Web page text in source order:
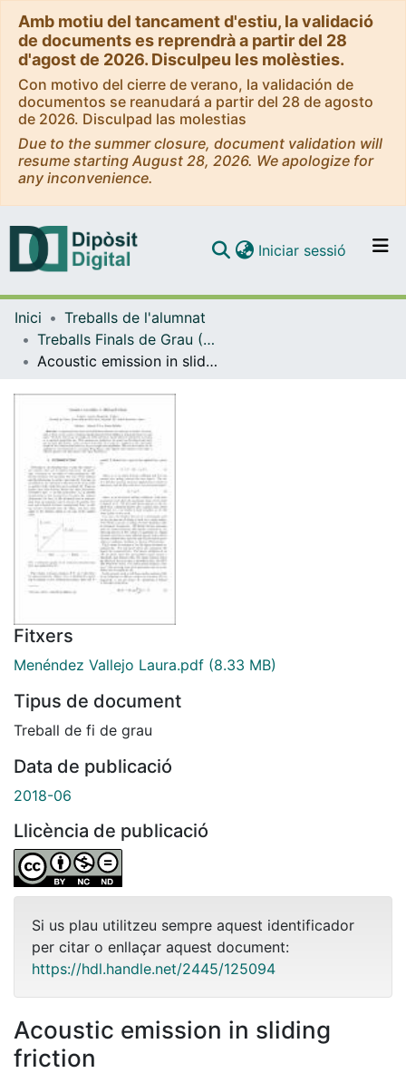
Amb motiu del tancament d'estiu, la validació
de documents es reprendrà a partir del 28
d'agost de 2026. Disculpeu les molèsties.
Con motivo del cierre de verano, la validación de
documentos se reanudará a partir del 28 de agosto
de 2026. Disculpad las molestias
Due to the summer closure, document validation will
resume starting August 28, 2026. We apologize for
any inconvenience.
Navega per tot el DD
Com publicar
Iniciar sessió (current)
Inici
Treballs de l'alumnat
Treballs Finals de Grau (TFG) - Física
Acoustic emission in sliding friction
Fitxers
Menéndez Vallejo Laura.pdf (8.33 MB)
Tipus de document
Treball de fi de grau
Data de publicació
2018-06
Llicència de publicació
Si us plau utilitzeu sempre aquest identificador
per citar o enllaçar aquest document:
https://hdl.handle.net/2445/125094
Acoustic emission in sliding
friction